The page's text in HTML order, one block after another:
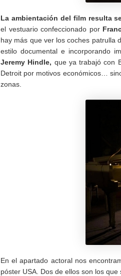
La ambientación del film resulta
el vestuario confeccionado por
hay más que ver los coches patrulla
estilo documental e incorporando
Jeremy Hindle, que ya trabajó con
Detroit por motivos económicos…
zonas.
En el apartado actoral nos
póster USA. Dos de ellos son los